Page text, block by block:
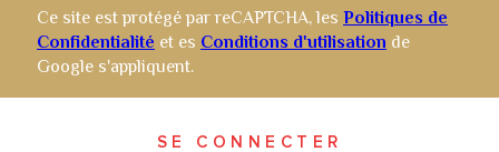
Ce site est protégé par reCAPTCHA, les Politiques de
Confidentialité et es Conditions d'utilisation de
Google s'appliquent.
SE CONNECTER